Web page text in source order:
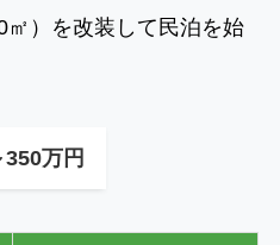
）を改装して民泊を始
万円